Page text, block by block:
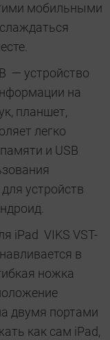
мобильными
— устройство
на
планшет,
легко
и USB
устройств
iPad VIKS VST-
в
ножка
двумя портами
как сам iPad,